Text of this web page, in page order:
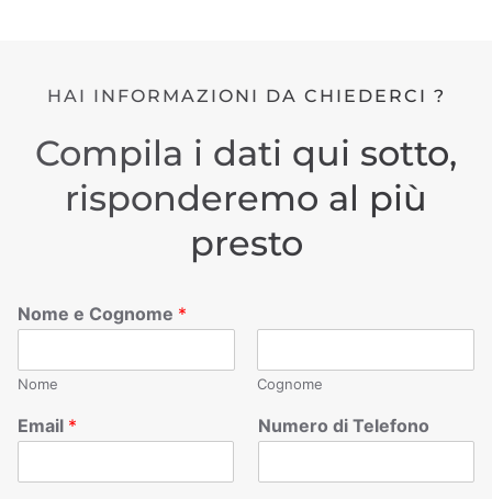
HAI INFORMAZIONI DA CHIEDERCI ?
Compila i dati qui sotto,
risponderemo al più
presto
Nome e Cognome *
Nome Cognome
Email * Numero di Telefono